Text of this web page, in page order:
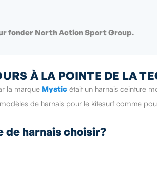
fonder North Action Sport Group.
À LA POINTE DE LA
la marque Mystic était un harnais ceinture
de harnais pour le kitesurf comme
de harnais choisir?